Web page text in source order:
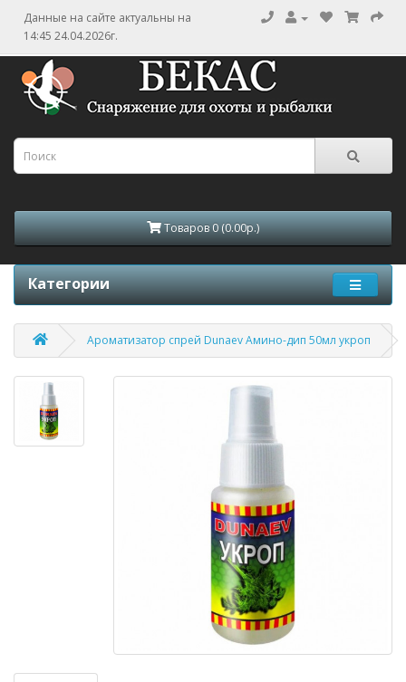
Данные на сайте актуальны на
14:45 24.04.2026г.
Товаров 0 (0.00р.)
Категории
Ароматизатор спрей Dunaev Амино-дип 50мл укроп